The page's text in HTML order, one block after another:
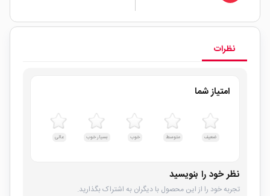
نظرات
امتیاز شما
ضعیف متوسط خوب بسیار خوب عالی
نظر خود را بنویسید
تجربه خود را از این محصول با دیگران به اشتراک بگذارید.